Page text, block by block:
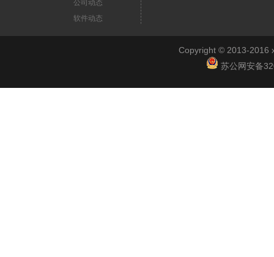
公司动态
软件动态
Copyright © 2013-2016
苏公网安备